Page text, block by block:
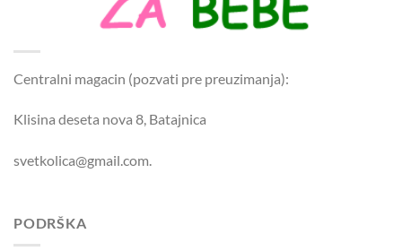
Centralni magacin (pozvati pre preuzimanja):
Klisina deseta nova 8, Batajnica
svetkolica@gmail.com.
PODRŠKA